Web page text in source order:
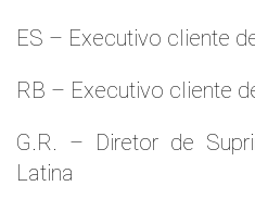
ES – Executivo cliente
RB – Executivo cliente
G.R. – Diretor de
Latina